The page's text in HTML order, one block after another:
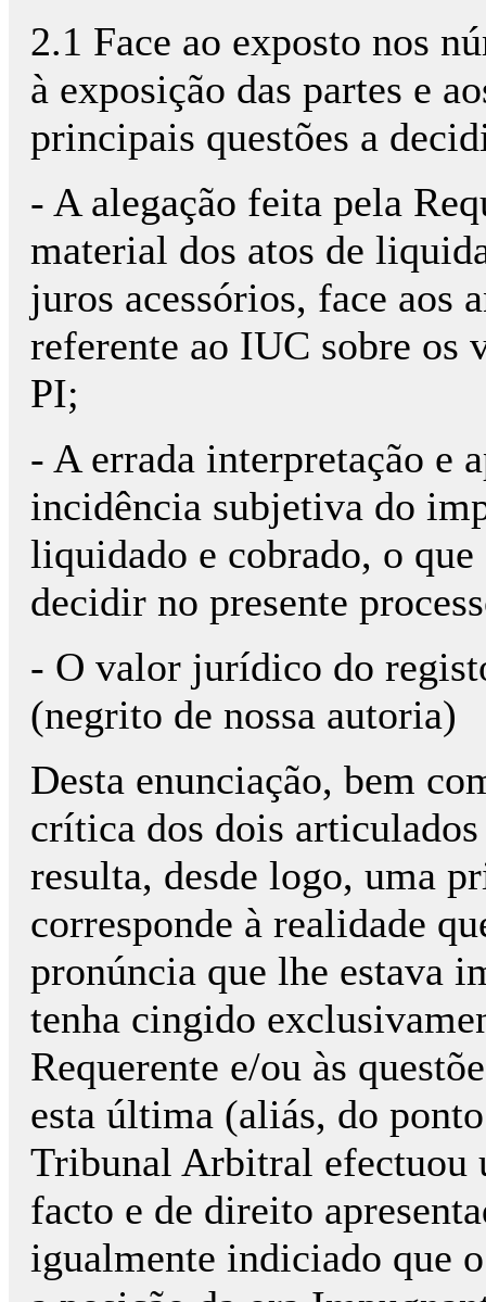
2.1 Face ao exposto nos
à exposição das partes e
principais questões a
- A alegação feita pela
material dos atos de
juros acessórios, face aos
referente ao IUC sobre os
PI;
- A errada interpretação e
incidência subjetiva do
liquidado e cobrado, o
decidir no presente
- O valor jurídico do
(negrito de nossa autoria)
Desta enunciação, bem
crítica dos dois
resulta, desde logo, uma
corresponde à realidade
pronúncia que lhe estava
tenha cingido
Requerente e/ou às
esta última (aliás, do
Tribunal Arbitral efectuou
facto e de direito
igualmente indiciado que